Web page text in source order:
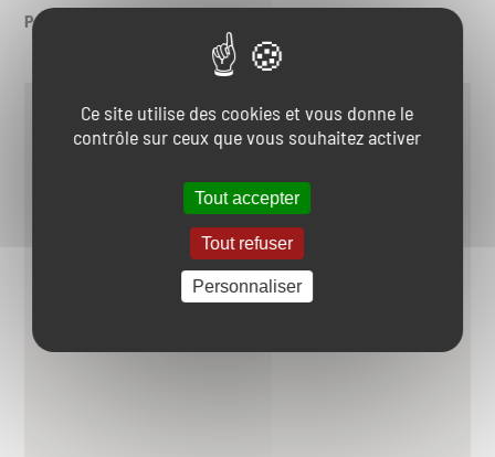
Port.
Ce site utilise des cookies et vous donne le
contrôle sur ceux que vous souhaitez activer
Tout accepter
Tout refuser
Personnaliser